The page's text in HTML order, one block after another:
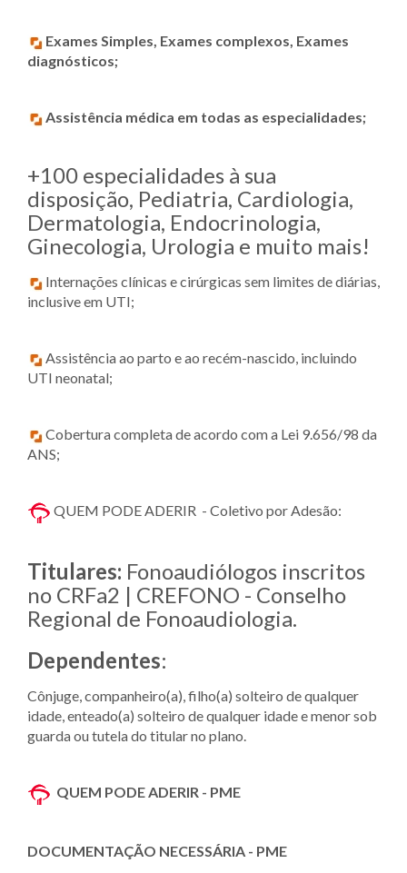
Exames Simples, Exames complexos, Exames
diagnósticos;
Assistência médica em todas as especialidades;
+100 especialidades à sua
disposição, Pediatria, Cardiologia,
Dermatologia, Endocrinologia,
Ginecologia, Urologia e muito mais!
Internações clínicas e cirúrgicas sem limites de diárias,
inclusive em UTI;
Assistência ao parto e ao recém-nascido, incluindo
UTI neonatal;
Cobertura completa de acordo com a Lei 9.656/98 da
ANS;
QUEM PODE ADERIR - Coletivo por Adesão:
Titulares: Fonoaudiólogos inscritos
no CRFa2 | CREFONO - Conselho
Regional de Fonoaudiologia.
Dependentes:
Cônjuge, companheiro(a), filho(a) solteiro de qualquer
idade, enteado(a) solteiro de qualquer idade e menor sob
guarda ou tutela do titular no plano.
QUEM PODE ADERIR - PME
DOCUMENTAÇÃO NECESSÁRIA - PME